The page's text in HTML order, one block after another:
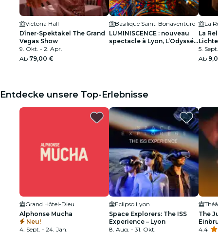
Victoria Hall
Dîner-Spektakel The Grand
Vegas Show
9. Okt. - 2. Apr.
Ab 79,00 €
Basilique Saint-Bonaventure
LUMINISCENCE : nouveau
spectacle à Lyon, L’Odyssée
La
5.
Ab
Entdecke unsere Top-Erlebnisse
Grand Hôtel-Dieu
Alphonse Mucha
Neu!
4. Sept. - 24. Jan.
Eclipso Lyon
Space Explorers: The ISS
Experience – Lyon
8. Aug. - 31. Okt.
The
4.4